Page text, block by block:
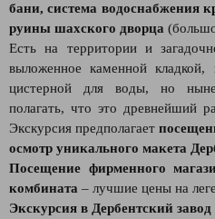
бани, система водоснабжения
руины шахского дворца
Есть на территории и
выложенное каменной кладкой,
цистерной для воды, но
полагать, что это древнейший
Экскурсия предполагает
осмотр уникального макета
Посещение фирменного
комбината – лучшие цены на
Экскурсия в Дербентский